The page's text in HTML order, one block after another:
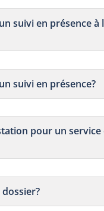
suivi en présence à
suivi en présence?
pour un